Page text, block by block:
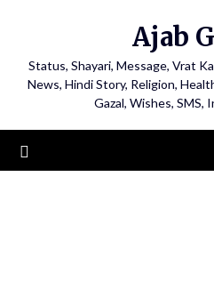
Ajab
Status, Shayari, Message, Vrat
News, Hindi Story, Religion,
Gazal, Wishes, SMS,